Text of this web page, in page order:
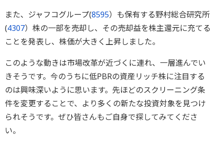
また、ジャフコグループ(8595）も保有する野村総合研究所
(4307）株の一部を売却し、その売却益を株主還元に充てる
ことを発表し、株価が大きく上昇しました。
このような動きは市場改革が近づくに連れ、一層進んでい
きそうです。今のうちに低PBRの資産リッチ株に注目する
のは興味深いように思います。先ほどのスクリーニング条
件を変更することで、より多くの新たな投資対象を見つけ
られそうです。ぜひ皆さんもご自身で探してみてくださ
い。